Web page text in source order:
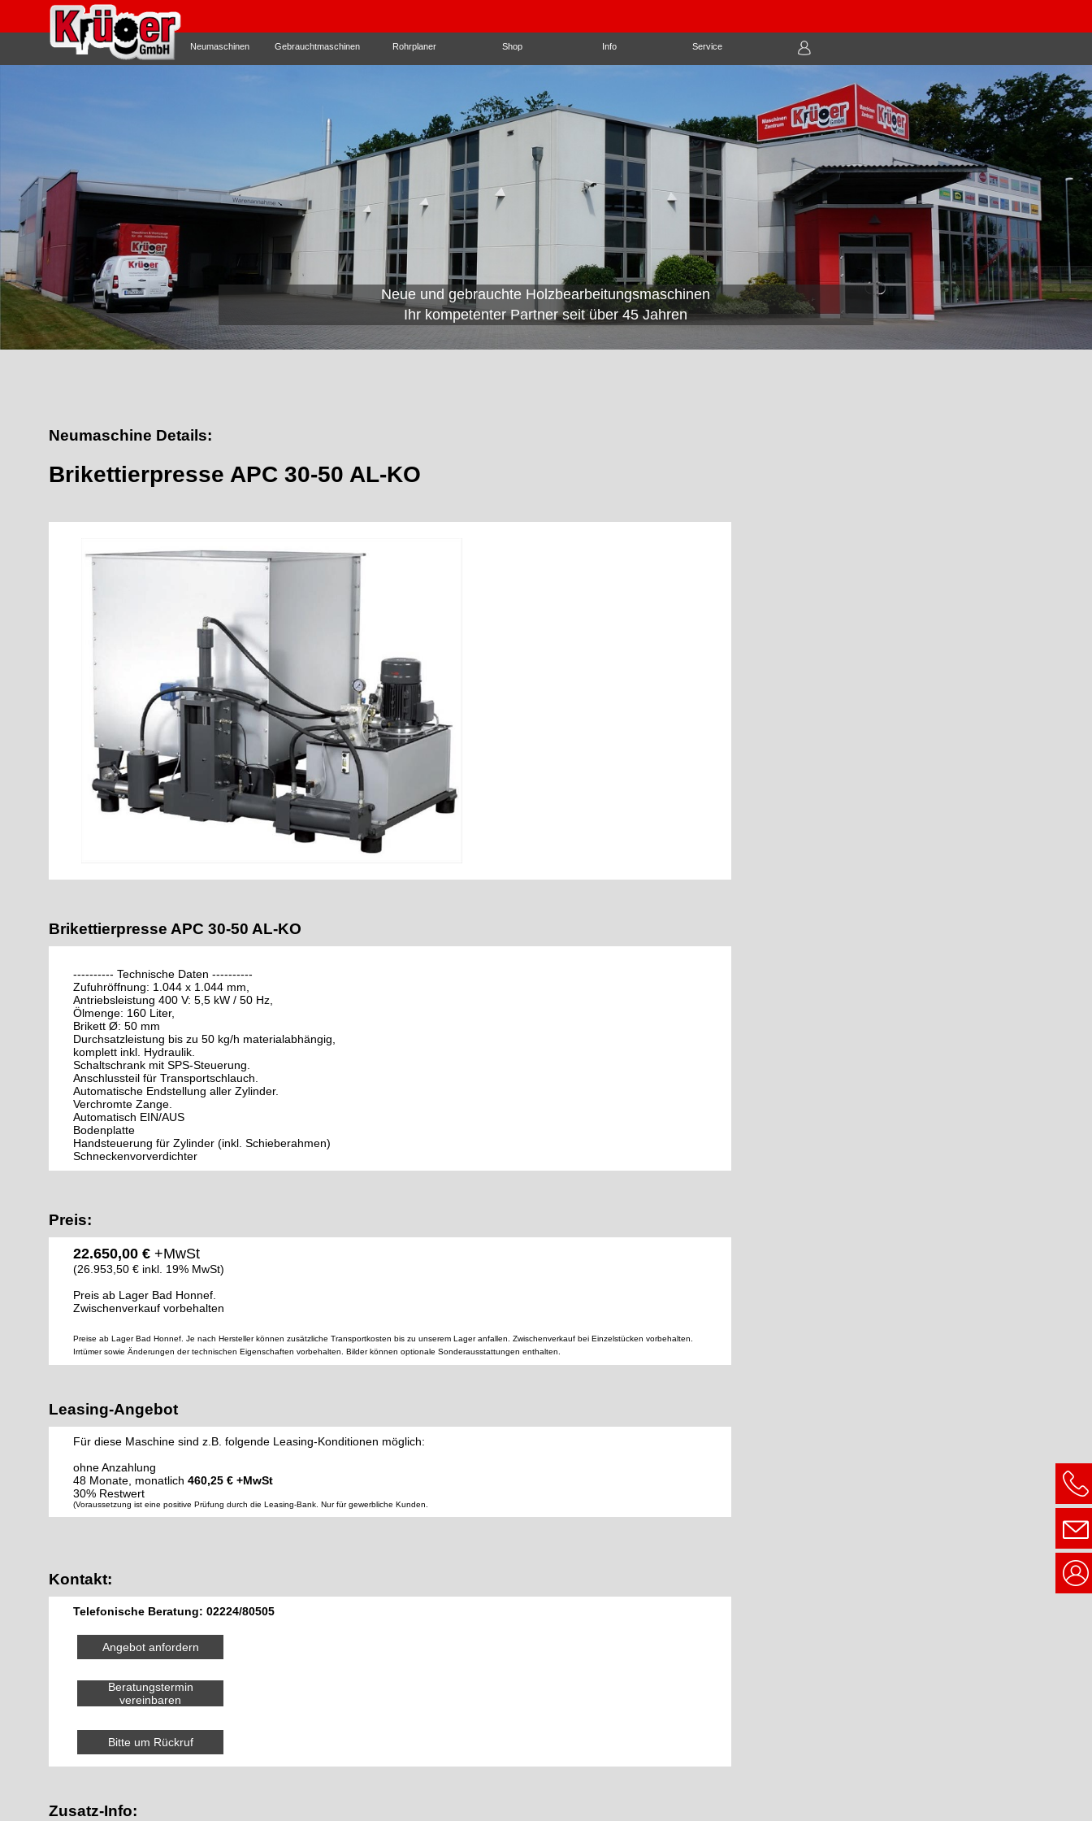
Neumaschinen Gebrauchtmaschinen Rohrplaner Shop Info Service
Neue und gebrauchte Holzbearbeitungsmaschinen
Ihr kompetenter Partner seit über 45 Jahren
Wir beraten mit passenden
Automatisierungslösungen!
Neumaschine Details:
Brikettierpresse APC 30-50 AL-KO
Brikettierpresse APC 30-50 AL-KO
---------- Technische Daten ----------
Zufuhröffnung: 1.044 x 1.044 mm,
Antriebsleistung 400 V: 5,5 kW / 50 Hz,
Ölmenge: 160 Liter,
Brikett Ø: 50 mm
Durchsatzleistung bis zu 50 kg/h materialabhängig,
komplett inkl. Hydraulik.
Schaltschrank mit SPS-Steuerung.
Anschlussteil für Transportschlauch.
Automatische Endstellung aller Zylinder.
Verchromte Zange.
Automatisch EIN/AUS
Bodenplatte
Handsteuerung für Zylinder (inkl. Schieberahmen)
Schneckenvorverdichter
Preis:
22.650,00 € +MwSt
(26.953,50 € inkl. 19% MwSt)
Preis ab Lager Bad Honnef.
Zwischenverkauf vorbehalten
Preise ab Lager Bad Honnef. Je nach Hersteller können zusätzliche Transportkosten bis zu unserem Lager anfallen. Zwischenverkauf bei Einzelstücken vorbehalten.
Irrtümer sowie Änderungen der technischen Eigenschaften vorbehalten. Bilder können optionale Sonderausstattungen enthalten.
Leasing-Angebot
Für diese Maschine sind z.B. folgende Leasing-Konditionen möglich:
ohne Anzahlung
48 Monate, monatlich 460,25 € +MwSt
30% Restwert
(Voraussetzung ist eine positive Prüfung durch die Leasing-Bank. Nur für gewerbliche Kunden.
Kontakt:
Telefonische Beratung: 02224/80505
Angebot anfordern
Beratungstermin
vereinbaren
Bitte um Rückruf
Zusatz-Info: